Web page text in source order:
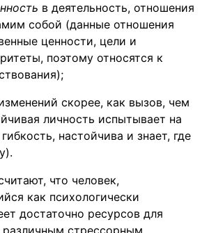
в деятельность, отношения
собой (данные отношения
ценности, цели и
поэтому относятся к
скорее, как вызов, чем
личность испытывает на
настойчива и знает, где
что человек,
как психологически
достаточно ресурсов для
различным стрессорным